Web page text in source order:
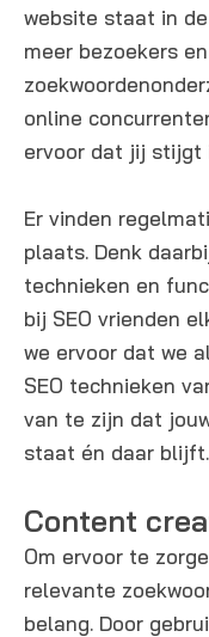
website staat in
meer bezoekers
online
ervoor dat jij stijgt
Er vinden
plaats. Denk
technieken en
bij SEO vrienden
we ervoor dat we
SEO technieken
van te zijn dat
staat én daar blijft.
Content
Om ervoor te
relevante
belang. Door